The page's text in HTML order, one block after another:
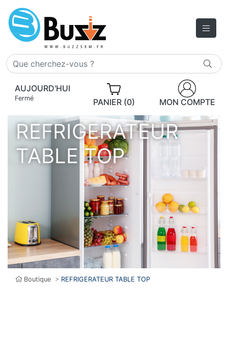
AUJOURD'HUI
Fermé PANIER (0) MON COMPTE
REFRIGERATEUR
TABLE TOP
Boutique > REFRIGERATEUR TABLE TOP